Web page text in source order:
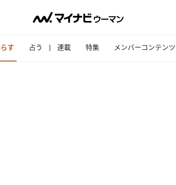
す 占う 連載 特集 メンバーコンテンツ